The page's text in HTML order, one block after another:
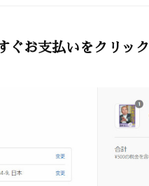
ぐお支払いをクリック